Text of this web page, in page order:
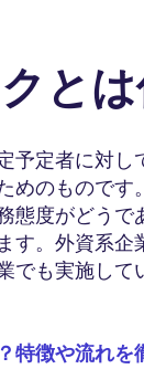
とは
定者に対し
めのものです
態度がどうで
す。外資系企
でも実施して
特徴や流れを